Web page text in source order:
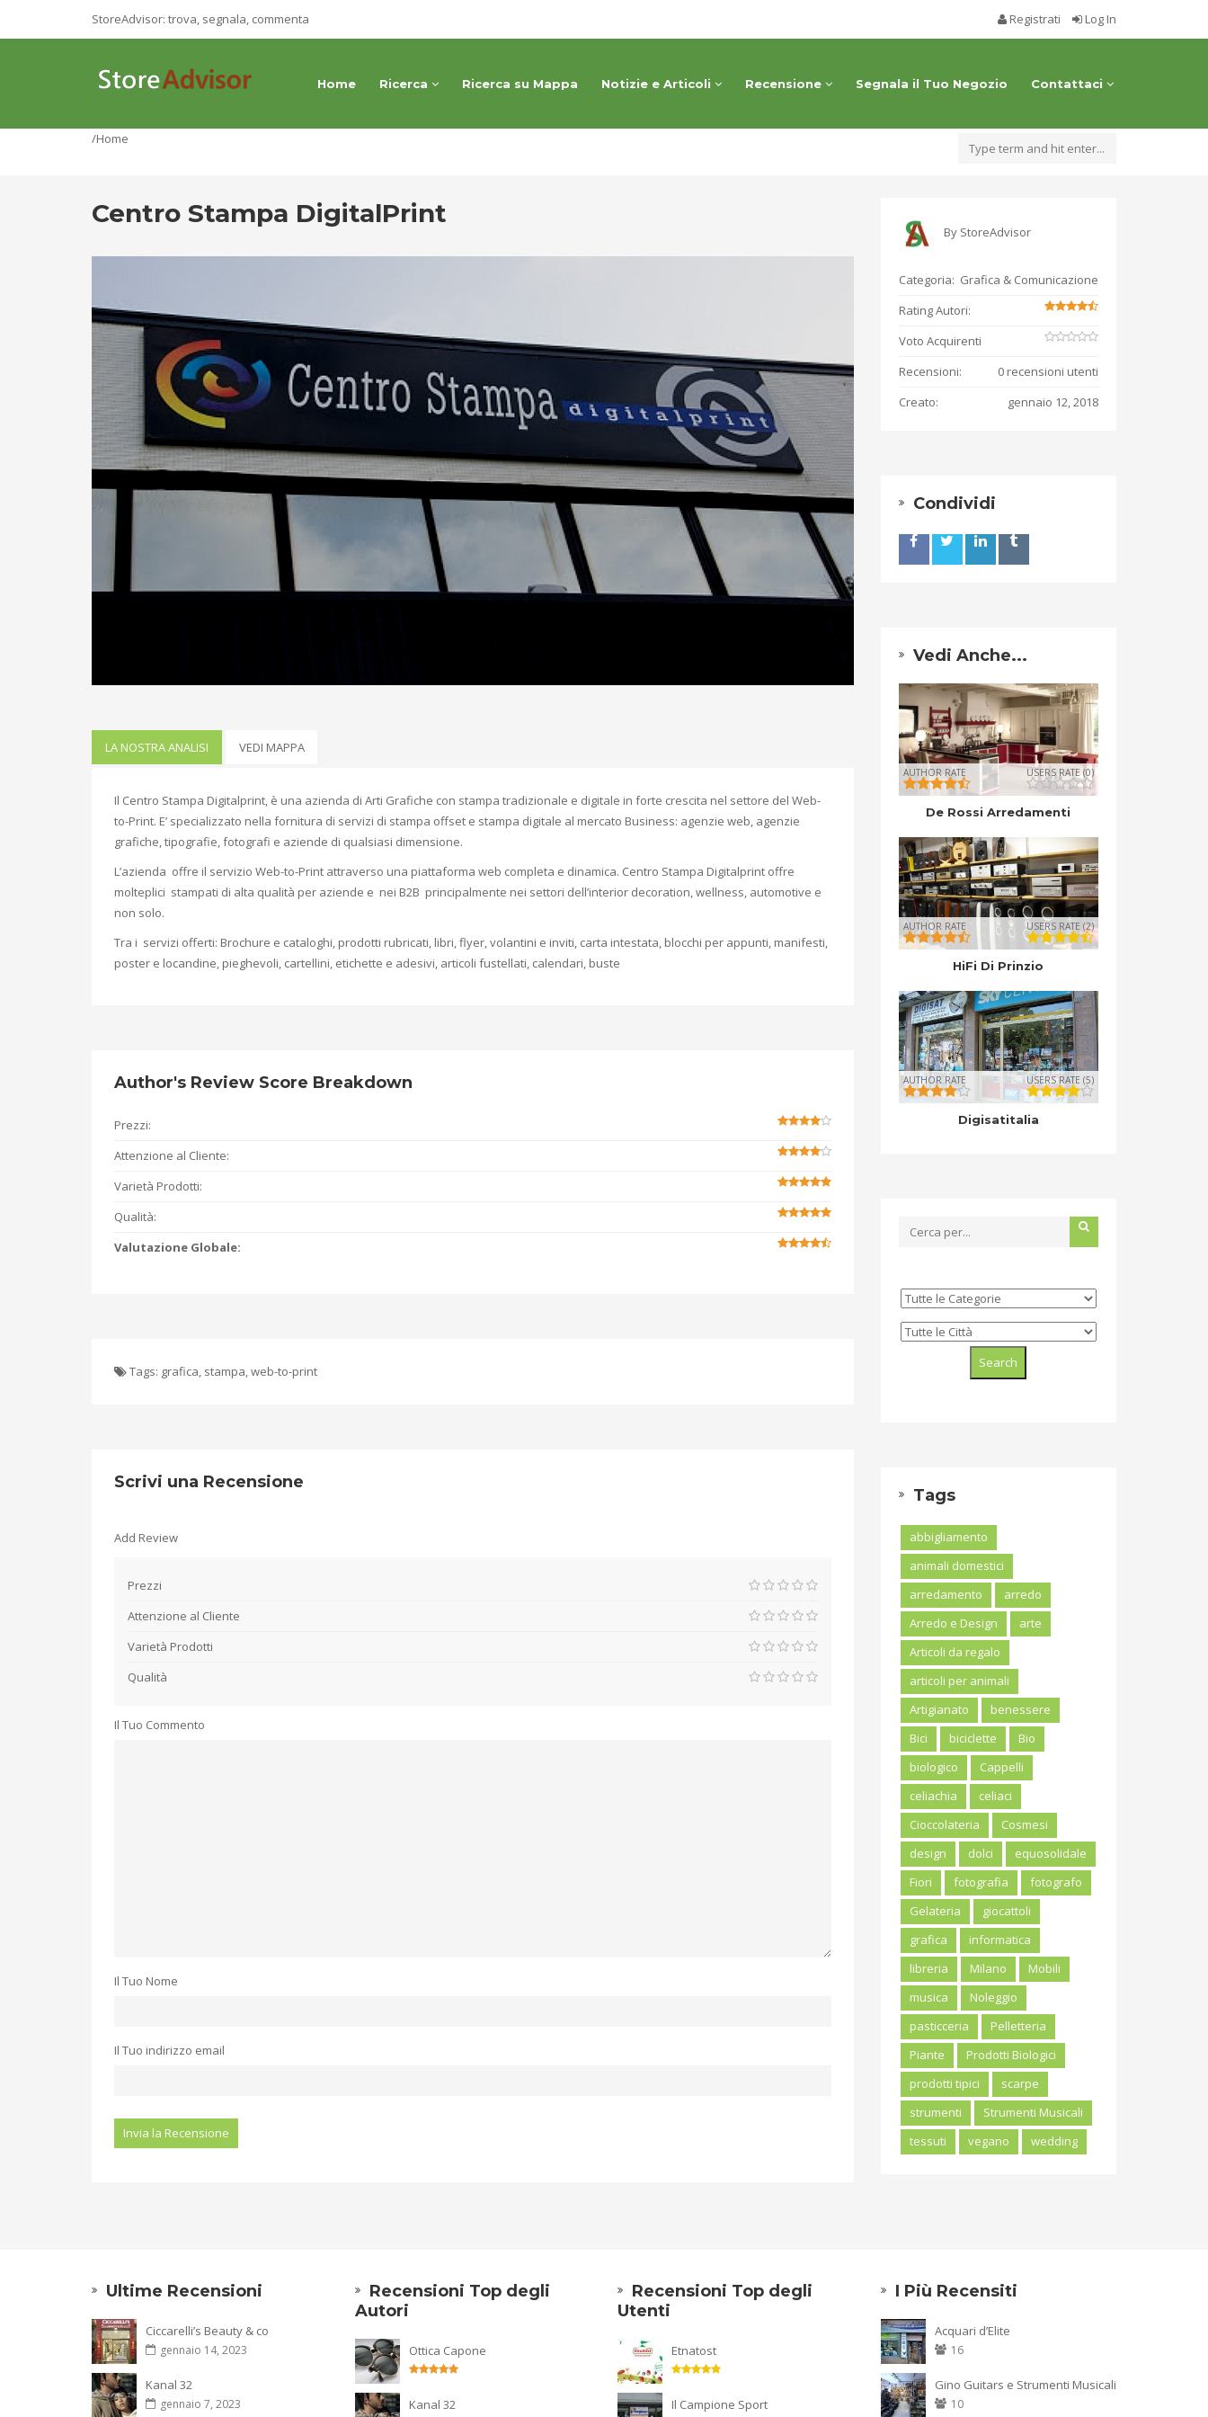
StoreAdvisor: trova, segnala, commenta Registrati Log In
Home Ricerca Ricerca su Mappa Notizie e Articoli Recensione Segnala il Tuo Negozio Contattaci
/Home
Centro Stampa DigitalPrint
LA NOSTRA ANALISI VEDI MAPPA
Il Centro Stampa Digitalprint, è una azienda di Arti Grafiche con stampa tradizionale e digitale in forte crescita nel settore del Web-
to-Print. E’ specializzato nella fornitura di servizi di stampa offset e stampa digitale al mercato Business: agenzie web, agenzie
grafiche, tipografie, fotografi e aziende di qualsiasi dimensione.
L’azienda offre il servizio Web-to-Print attraverso una piattaforma web completa e dinamica. Centro Stampa Digitalprint offre
molteplici stampati di alta qualità per aziende e nei B2B principalmente nei settori dell’interior decoration, wellness, automotive e
non solo.
Tra i servizi offerti: Brochure e cataloghi, prodotti rubricati, libri, flyer, volantini e inviti, carta intestata, blocchi per appunti, manifesti,
poster e locandine, pieghevoli, cartellini, etichette e adesivi, articoli fustellati, calendari, buste
Author's Review Score Breakdown
Prezzi:
Attenzione al Cliente:
Varietà Prodotti:
Qualità:
Valutazione Globale:
Tags: grafica, stampa,web-to-print
Scrivi una Recensione
Add Review
Prezzi
Attenzione al Cliente
Varietà Prodotti
Qualità
Il Tuo Commento
Il Tuo Nome
Il Tuo indirizzo email
By StoreAdvisor
Categoria: Grafica & Comunicazione
Rating Autori:
Voto Acquirenti
Recensioni:
0 recensioni utenti
Creato:
gennaio 12, 2018
Condividi
Vedi Anche...
AUTHOR RATE USERS RATE (0)
De Rossi Arredamenti
AUTHOR RATE USERS RATE (2)
HiFi Di Prinzio
AUTHOR RATE USERS RATE (5)
Digisatitalia
Tags
abbigliamento
animali domestici
arredamento
arredo
Arredo e Design
arte
Articoli da regalo
articoli per animali
Artigianato
benessere
Bici
biciclette
Bio
biologico
Cappelli
celiachia
celiaci
Cioccolateria
Cosmesi
design
dolci
equosolidale
Fiori
fotografia
fotografo
Gelateria
giocattoli
grafica
informatica
libreria
Milano
Mobili
musica
Noleggio
pasticceria
Pelletteria
Piante
Prodotti Biologici
prodotti tipici
scarpe
strumenti
Strumenti Musicali
tessuti
vegano wedding
Ultime Recensioni
Ciccarelli’s Beauty & co
gennaio 14, 2023
Kanal 32
gennaio 7, 2023
Recensioni Top degli
Autori
Ottica Capone
Kanal 32
Recensioni Top degli
Utenti
Etnatost
Il Campione Sport
I Più Recensiti
Acquari d’Elite
16
Gino Guitars e Strumenti Musicali
10